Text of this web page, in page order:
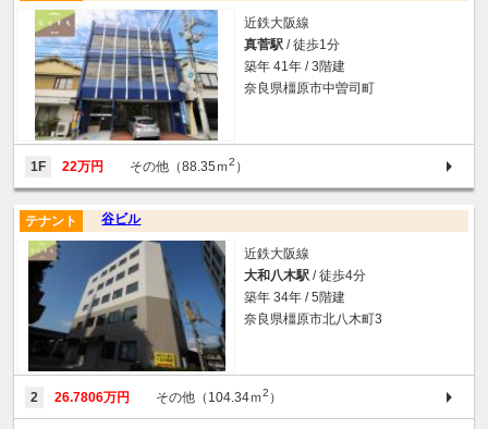
近鉄大阪線
真菅駅 / 徒歩1分
築年 41年 / 3階建
奈良県橿原市中曽司町
1F 22万円 その他（88.35ｍ2 ）
谷ビル
テナント
近鉄大阪線
大和八木駅 / 徒歩4分
築年 34年 / 5階建
奈良県橿原市北八木町3
2 26.7806万円 その他（104.34ｍ2 ）